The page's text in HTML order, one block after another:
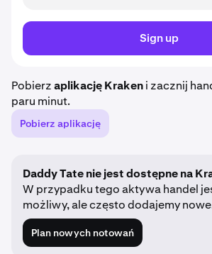
Sign up
Pobierzaplikację Krakeni zacznij
paru minut.
Pobierz aplikację
Daddy Tate nie jest dostępne na
W przypadku tego aktywa handel
możliwy, ale często dodajemy
Plan nowych notowań